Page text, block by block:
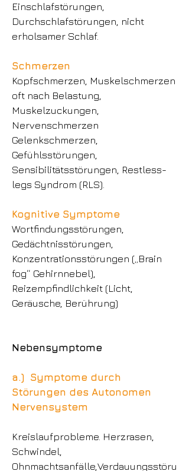
Einschlafstörungen,
Durchschlafstörungen, nicht
erholsamer Schlaf.
Schmerzen
Kopfschmerzen, Muskelschmerzen
oft nach Belastung,
Muskelzuckungen,
Nervenschmerzen
Gelenkschmerzen,
Gefühlsstörungen,
Sensibilitätsstörungen, Restless-
legs Syndrom (RLS).
Kognitive Symptome
Wortfindungsstörungen,
Gedächtnisstörungen,
Konzentrationsstörungen („Brain
fog“ Gehirnnebel),
Reizempfindlichkeit (Licht,
Geräusche, Berührung)
Nebensymptome
a.) Symptome durch
Störungen des Autonomen
Nervensystem
Kreislaufprobleme. Herzrasen,
Schwindel,
Ohnmachtsanfälle,Verdauungsstöru